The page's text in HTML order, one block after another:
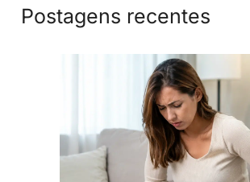
Postagens recentes